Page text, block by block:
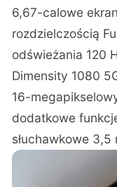
6,67-calowe
rozdzielczością
odświeżania 120
Dimensity 1080
16-
dodatkowe
słuchawkowe 3,5